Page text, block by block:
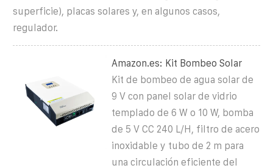
superficie), placas solares y, en algunos casos,
regulador.
Amazon.es: Kit Bombeo Solar
Kit de bombeo de agua solar de
9 V con panel solar de vidrio
templado de 6 W o 10 W, bomba
de 5 V CC 240 L/H, filtro de acero
inoxidable y tubo de 2 m para
una circulación eficiente del